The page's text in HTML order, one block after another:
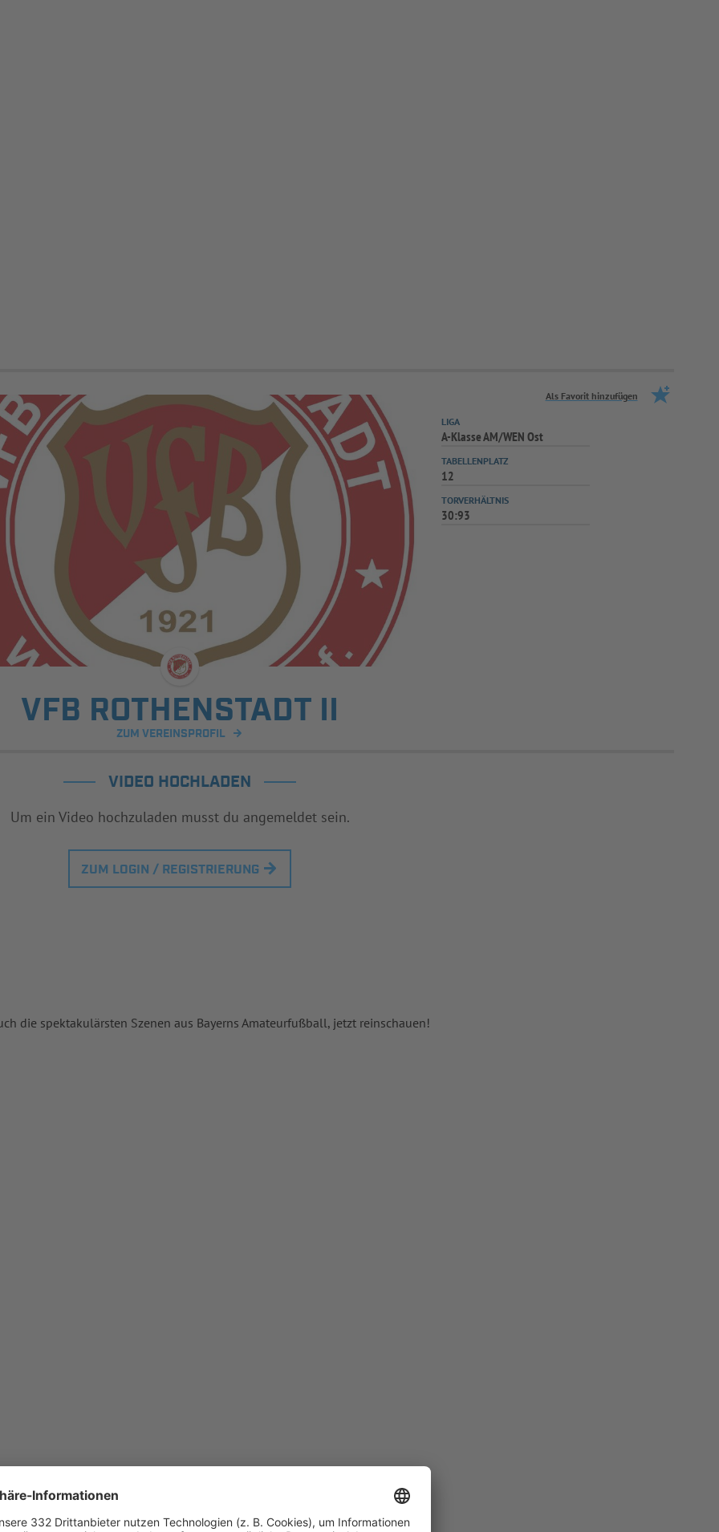
Als Favorit hinzufügen
VFB ROTHENSTADT II
ZUM VEREINSPROFIL
LIGA
A-Klasse AM/WEN Ost
TABELLENPLATZ
12
TORVERHÄLTNIS
30:93
VIDEO HOCHLADEN
Um ein Video hochzuladen musst du angemeldet sein.
ZUM LOGIN / REGISTRIERUNG
die spektakulärsten Szenen aus Bayerns Amateurfußball, jetzt reinschauen!